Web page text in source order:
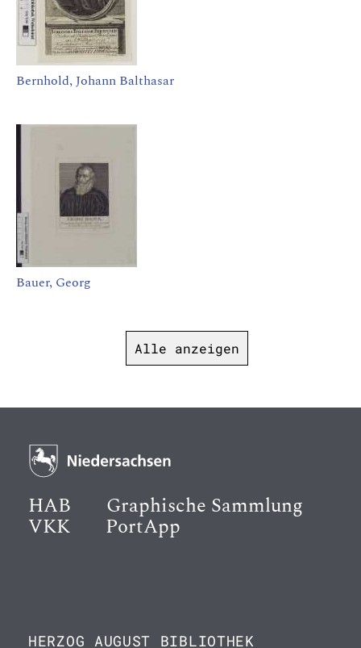
Bernhold, Johann Balthasar
Bauer, Georg
Alle anzeigen
HAB Graphische Sammlung
VKK PortApp
HERZOG AUGUST BIBLIOTHEK